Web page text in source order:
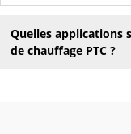
Quelles applications
de chauffage PTC ?